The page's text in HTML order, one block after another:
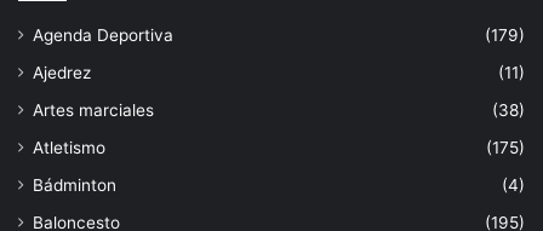
Agenda Deportiva
(179)
Ajedrez
(11)
Artes marciales
(38)
Atletismo
(175)
Bádminton
(4)
Baloncesto
(195)